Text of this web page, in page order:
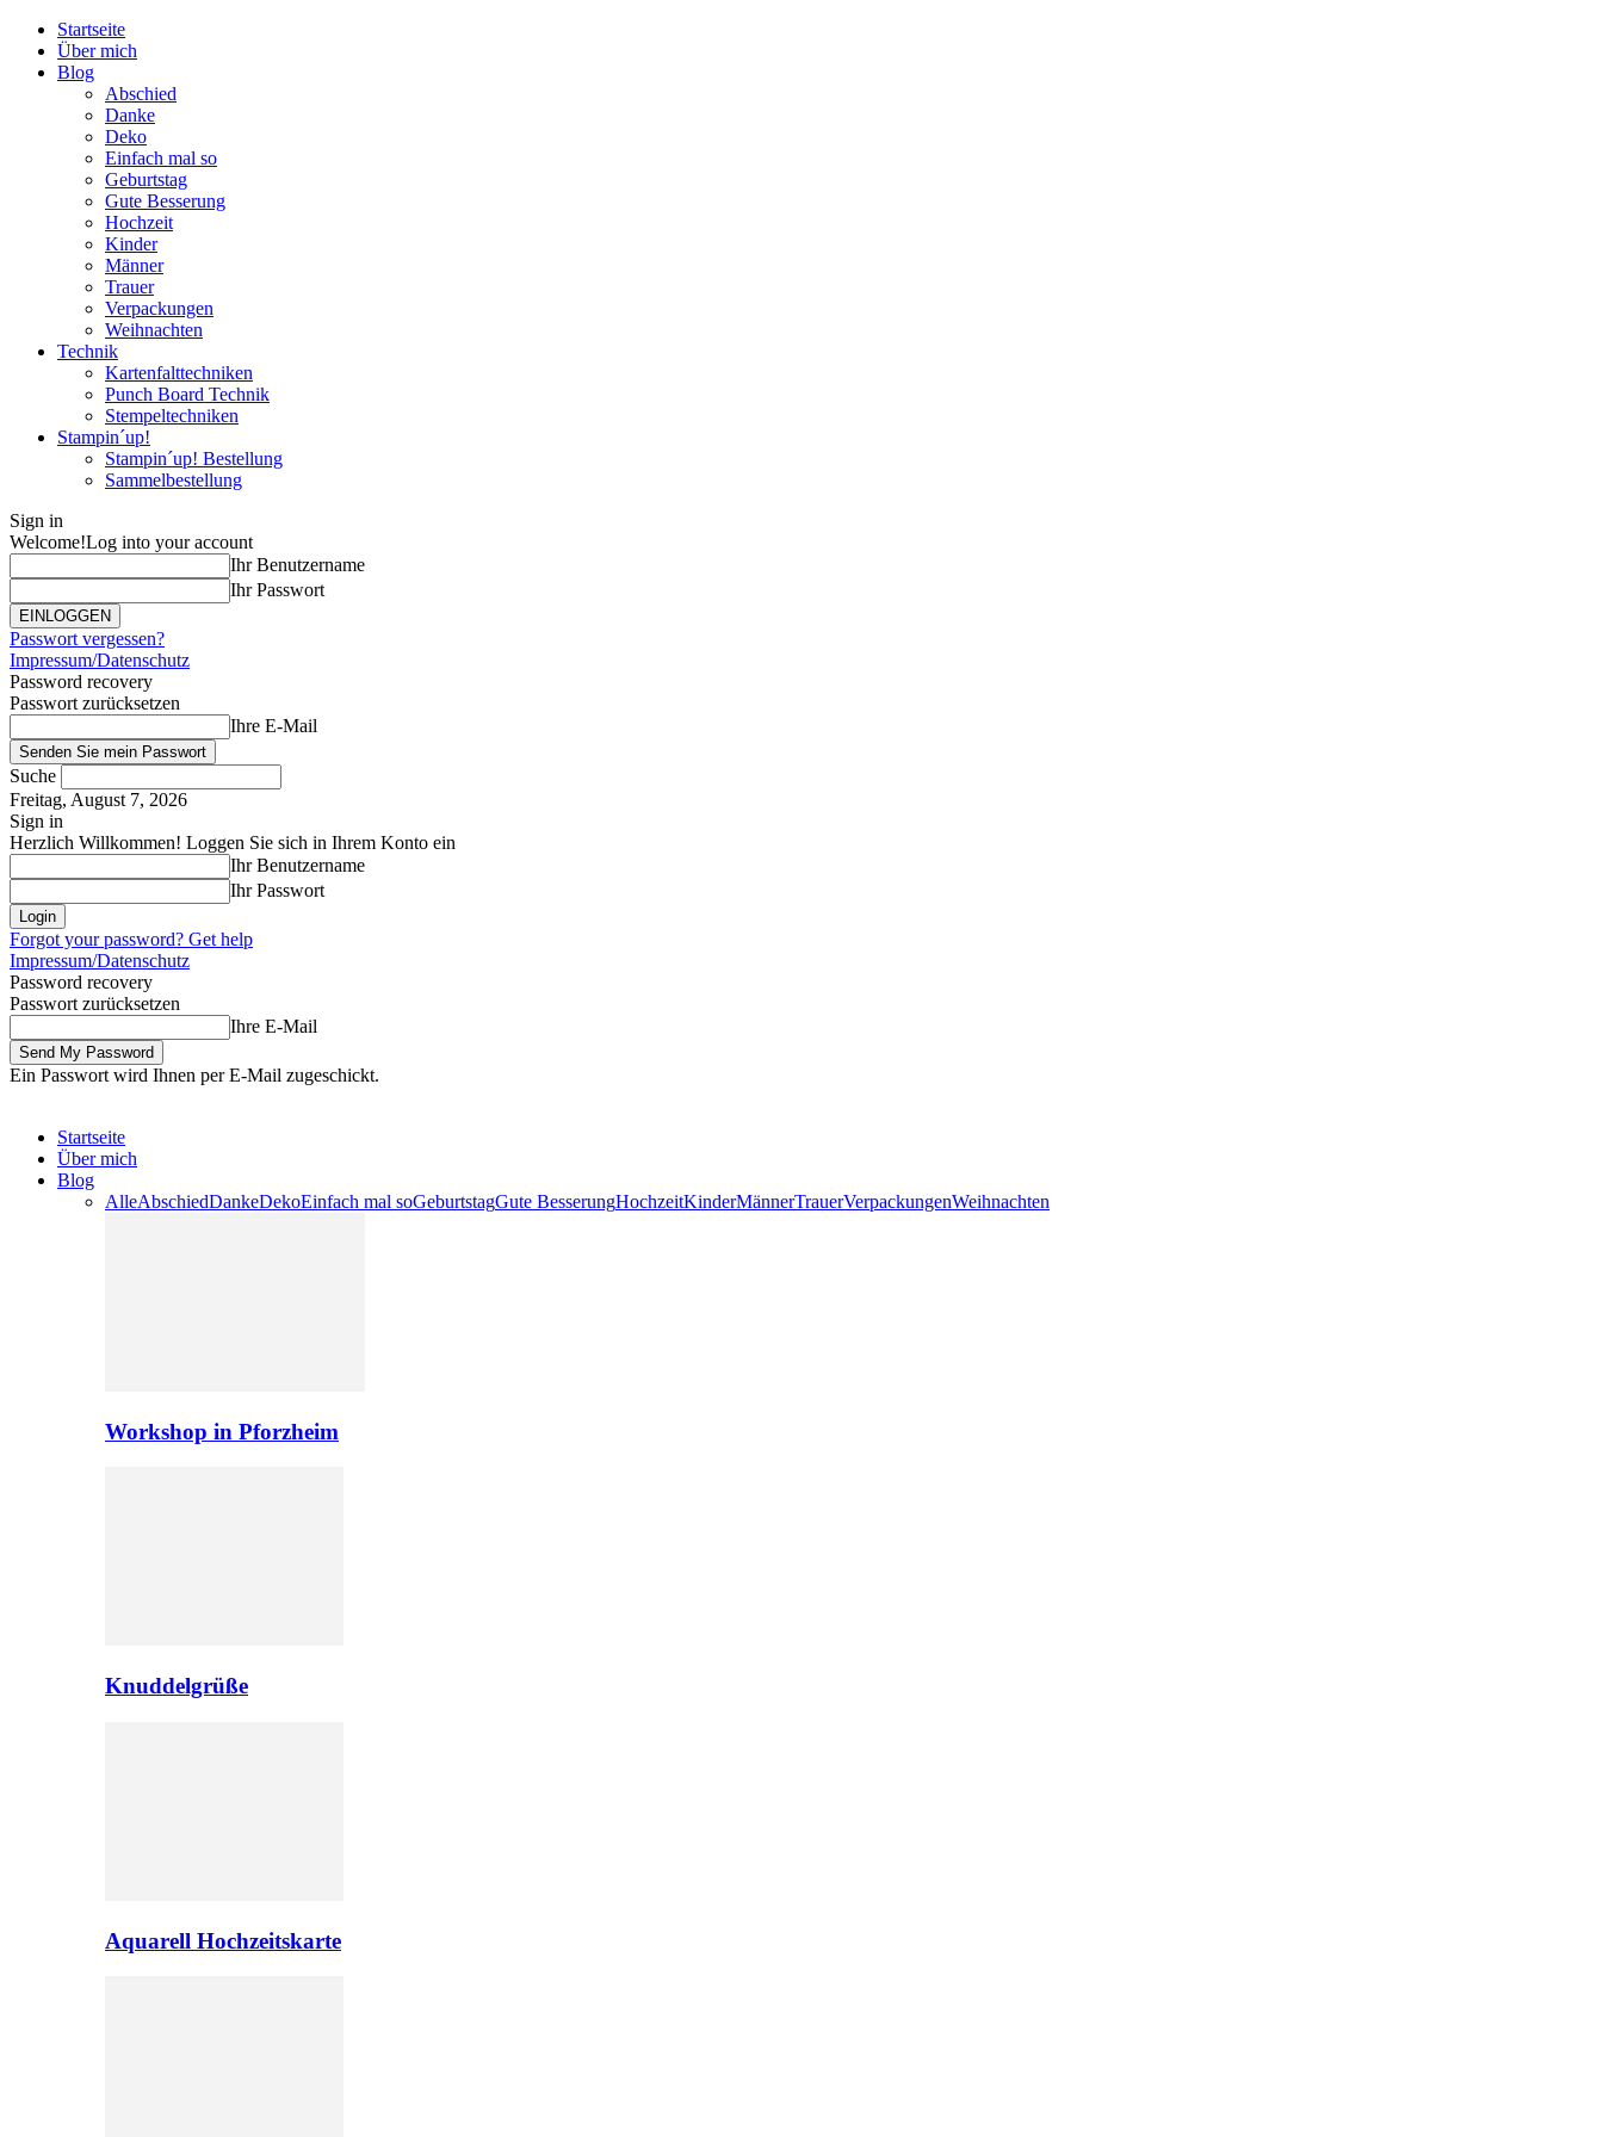
Startseite
Über mich
Blog
Abschied
Danke
Deko
Einfach mal so
Geburtstag
Gute Besserung
Hochzeit
Kinder
Männer
Trauer
Verpackungen
Weihnachten
Technik
Kartenfalttechniken
Punch Board Technik
Stempeltechniken
Stampin´up!
Stampin´up! Bestellung
Sammelbestellung
Sign in
Welcome!Log into your account
Ihr Benutzername
Ihr Passwort
Passwort vergessen?
Impressum/Datenschutz
Password recovery
Passwort zurücksetzen
Ihre E-Mail
Suche
Freitag, August 7, 2026
Sign in
Herzlich Willkommen! Loggen Sie sich in Ihrem Konto ein
Ihr Benutzername
Ihr Passwort
Forgot your password? Get help
Impressum/Datenschutz
Password recovery
Passwort zurücksetzen
Ihre E-Mail
Ein Passwort wird Ihnen per E-Mail zugeschickt.
Startseite
Über mich
Blog
AlleAbschiedDankeDekoEinfach mal soGeburtstagGute BesserungHochzeitKinderMännerTrauerVerpackungenWeihnachten
Workshop in Pforzheim
Knuddelgrüße
Aquarell Hochzeitskarte